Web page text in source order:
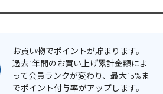
お買い物でポイントが貯まります。
過去1年間のお買い上げ累計金額によ
って会員ランクが変わり、最大15%ま
でポイント付与率がアップします。